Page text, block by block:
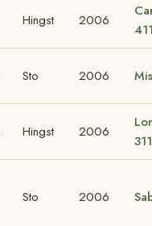
Hingst 2006
Sto 2006
Hingst 2006
Sto 2006